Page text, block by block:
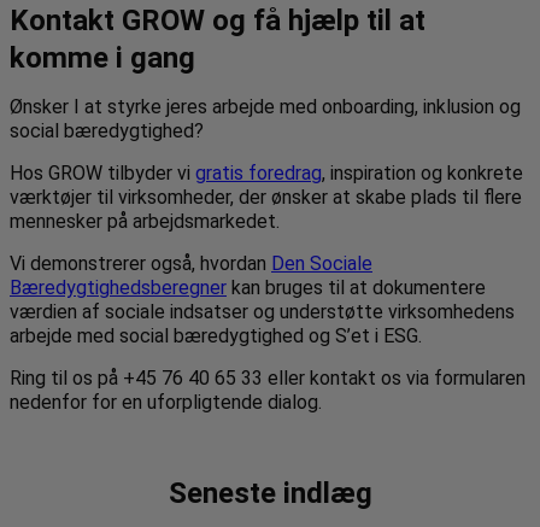
Kontakt GROW og få hjælp til at
komme i gang
Ønsker I at styrke jeres arbejde med onboarding, inklusion og
social bæredygtighed?
Hos GROW tilbyder vi gratis foredrag, inspiration og konkrete
værktøjer til virksomheder, der ønsker at skabe plads til flere
mennesker på arbejdsmarkedet.
Vi demonstrerer også, hvordan Den Sociale
Bæredygtighedsberegner kan bruges til at dokumentere
værdien af sociale indsatser og understøtte virksomhedens
arbejde med social bæredygtighed og S’et i ESG.
Ring til os på +45 76 40 65 33 eller kontakt os via formularen
nedenfor for en uforpligtende dialog.
Seneste indlæg